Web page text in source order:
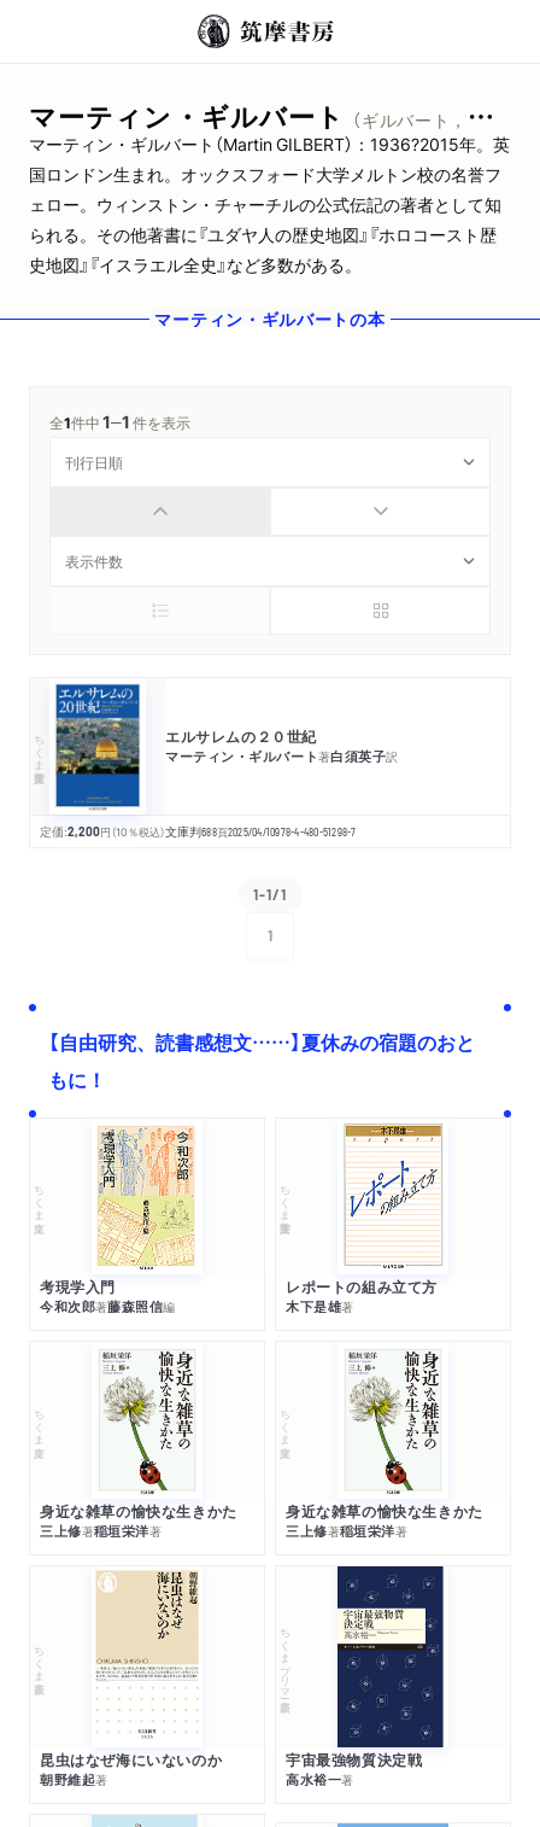
マーティン・ギルバート
（ギルバート，マーティン）
マーティン・ギルバート（Martin GILBERT）：1936?2015年。英
国ロンドン生まれ。オックスフォード大学メルトン校の名誉フ
ェロー。ウィンストン・チャーチルの公式伝記の著者として知
られる。その他著書に『ユダヤ人の歴史地図』『ホロコースト歴
史地図』『イスラエル全史』など多数がある。
マーティン・ギルバートの本
全1件中1─1件を表示
ちくま学芸文庫 エルサレムの２０世紀
マーティン・ギルバート著白須英子訳
定価:2,200円 （10％税込）文庫判688頁2025/04/10978-4-480-51298-7
1-1/1
1
【自由研究、読書感想文……】夏休みの宿題のおと
もに！
ちくま文庫
考現学入門
今和次郎著藤森照信編
ちくま学芸文庫
レポートの組み立て方
木下是雄著
ちくま文庫
身近な雑草の愉快な生きかた
三上修著稲垣栄洋著
ちくま文庫
身近な雑草の愉快な生きかた
三上修著稲垣栄洋著
ちくま新書
昆虫はなぜ海にいないのか
朝野維起著
ちくまプリマー新書
宇宙最強物質決定戦
高水裕一著